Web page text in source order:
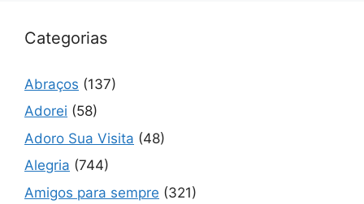
Categorias
Abraços (137)
Adorei (58)
Adoro Sua Visita (48)
Alegria (744)
Amigos para sempre (321)